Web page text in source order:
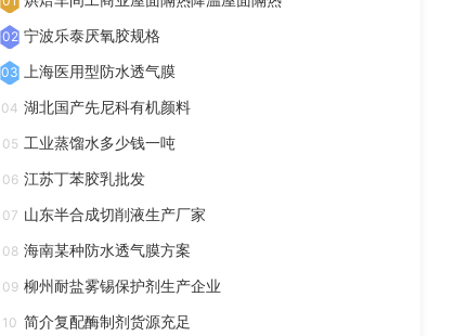
02 宁波乐泰厌氧胶规格
03 上海医用型防水透气膜
04 湖北国产先尼科有机颜料
05 工业蒸馏水多少钱一吨
06 江苏丁苯胶乳批发
07 山东半合成切削液生产厂家
08 海南某种防水透气膜方案
09 柳州耐盐雾锡保护剂生产企业
10 简介复配酶制剂货源充足